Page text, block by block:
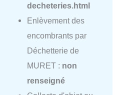
decheteries.html
Enlèvement des
encombrants par
Déchetterie de
MURET : non
renseigné